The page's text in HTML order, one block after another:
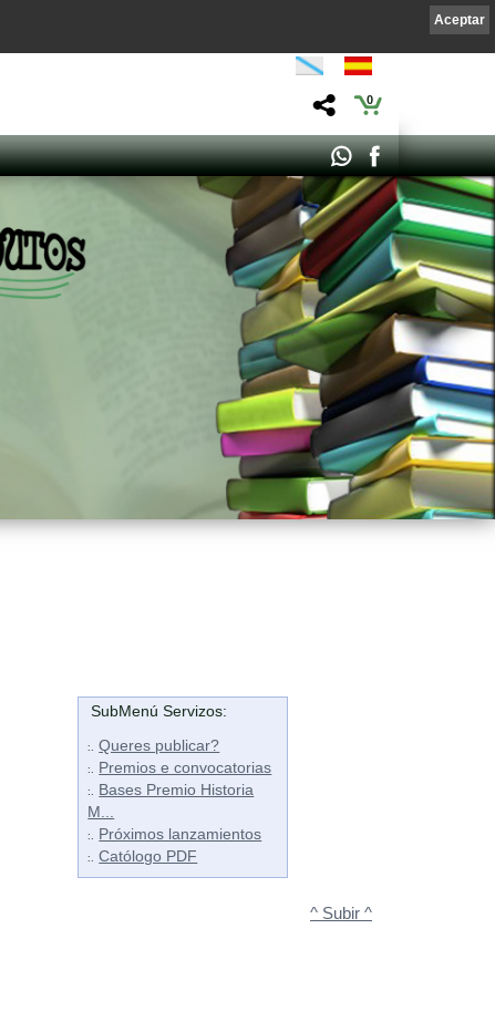
0
SubMenú Servizos:
:. Queres publicar?
:. Premios e convocatorias
:.
Bases Premio Historia
M...
:. Próximos lanzamientos
:. Católogo PDF
^ Subir ^
Aceptar